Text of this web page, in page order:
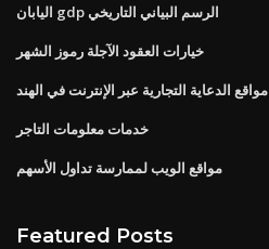
اليابان gdp الرسم البياني التاريخي
خيارات العقود الآجلة رموز الشهر
مواقع الدعاية التجارية عبر الإنترنت في الهند
خدمات معلومات التاجر
مواقع الويب لممارسة تداول الأسهم
Featured Posts